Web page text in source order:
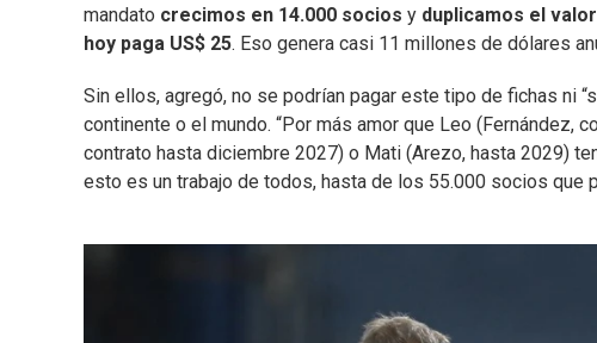
mandato crecimos en 14.000 socios y duplicamos el
hoy paga US$ 25. Eso genera casi 11 millones de dólares
Sin ellos, agregó, no se podrían pagar este tipo de fichas ni
continente o el mundo. “Por más amor que Leo (Fernández,
contrato hasta diciembre 2027) o Mati (Arezo, hasta 2029)
esto es un trabajo de todos, hasta de los 55.000 socios que